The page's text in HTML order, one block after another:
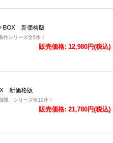
BOX 新価格版
作シリーズ全5作！
販売価格: 12,980円(税込)
新価格版
郎」シリーズ全12作！
販売価格: 21,780円(税込)